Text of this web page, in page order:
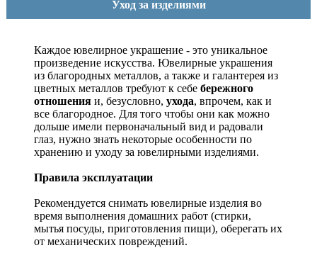
Уход за изделиями
Каждое ювелирное украшение - это уникальное
произведение искусства. Ювелирные украшения
из благородных металлов, а также и галантерея из
цветных металлов требуют к себе бережного
отношения и, безусловно, ухода, впрочем, как и
все благородное. Для того чтобы они как можно
дольше имели первоначальный вид и радовали
глаз, нужно знать некоторые особенности по
хранению и уходу за ювелирными изделиями.
Правила эксплуатации
Рекомендуется снимать ювелирные изделия во
время выполнения домашних работ (стирки,
мытья посуды, приготовления пищи), оберегать их
от механических повреждений.